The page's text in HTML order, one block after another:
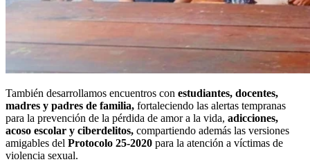
También desarrollamos encuentros con estudiantes, docentes,
madres y padres de familia, fortaleciendo las alertas tempranas
para la prevención de la pérdida de amor a la vida, adicciones,
acoso escolar y ciberdelitos, compartiendo además las versiones
amigables del Protocolo 25-2020 para la atención a víctimas de
violencia sexual.